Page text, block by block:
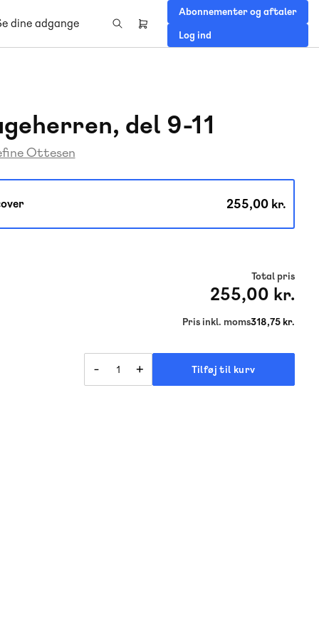
dine adgange
Header
Abonnementer og aftaler
Log ind
del 9-11
Ottesen
255,00 kr.
Total pris
255,00 kr.
Pris inkl. moms318,75 kr.
- + Tilføj til kurv